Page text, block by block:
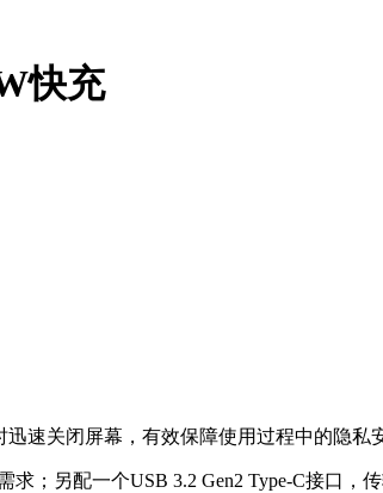
快充
速关闭屏幕，有效保障使用过程中的隐私
；另配一个USB 3.2 Gen2 Type-C接口，